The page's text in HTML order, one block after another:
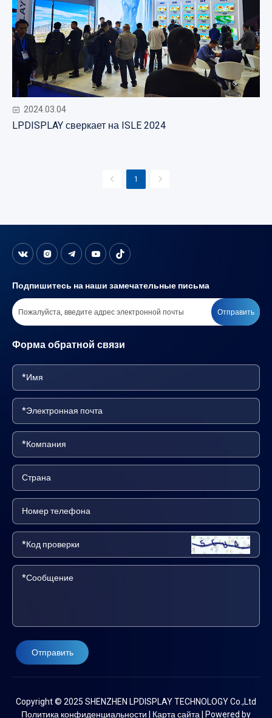
2024.03.04
LPDISPLAY сверкает на ISLE 2024
1
Форма обратной связи
Отправить
Подпишитесь на наши замечательные письма
Отправить
Copyright © 2025 SHENZHEN LPDISPLAY TECHNOLOGY Co.,Ltd
Политика конфиденциальности
Карта сайта Powered by